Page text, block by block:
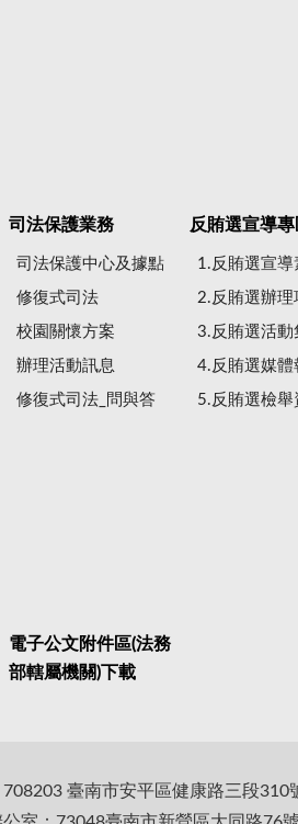
司法保護業務
司法保護中心及據點
修復式司法
校園關懷方案
辦理活動訊息
修復式司法_問與答
反賄選宣導專
1.反賄選宣導
2.反賄選辦理
3.反賄選活動
4.反賄選媒體
5.反賄選檢舉
電子公文附件區(法務
部轄屬機關)下載
708203 臺南市安平區健康路三段